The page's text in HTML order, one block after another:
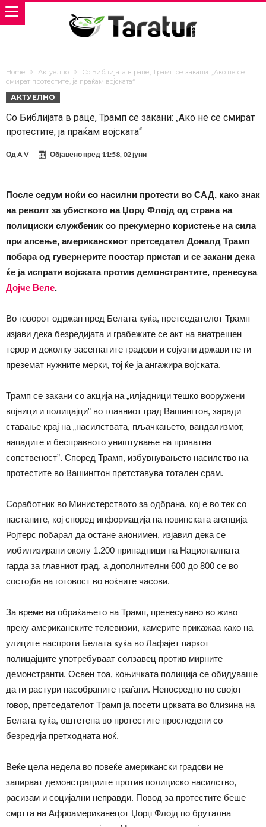
Home Актуелно
Со Библијата в раце, Трамп се закани: „Ако не се
смират протестите, ја праќам војската“
АКТУЕЛНО
Со Библијата в раце, Трамп се закани: „Ако не се смират
протестите, ја праќам војската“
ОдA V Објавено пред 11:58, 02 јуни
После седум ноќи со насилни протести во САД, како знак
на револт за убиството на Џорџ Флојд од страна на
полициски службеник со прекумерно користење на сила
при апсење, американскиот претседател Доналд Трамп
побара од гувернерите поостар пристап и се закани дека
ќе ја испрати војската против демонстрантите, пренесува
Дојче Веле.
Во говорот одржан пред Белата куќа, претседателот Трамп
изјави дека безредијата и грабежите се акт на внатрешен
терор и доколку засегнатите градови и сојузни држави не ги
преземат нужните мерки, тој ќе ја ангажира војската.
Трамп се закани со акција на „илјадници тешко вооружени
војници и полицајци” во главниот град Вашингтон, заради
ставање крај на „насилствата, пљачкањето, вандализмот,
нападите и бесправното уништување на приватна
сопственост”. Според Трамп, избувнувањето насилство на
протестите во Вашингтон претставува тотален срам.
Соработник во Министерството за одбрана, кој е во тек со
настаните, кој според информација на новинската агенција
Ројтерс побарал да остане анонимен, изјавил дека се
мобилизирани околу 1.200 припадници на Националната
гарда за главниот град, а дополнителни 600 до 800 се во
состојба на готовост во ноќните часови.
За време на обраќањето на Трамп, пренесувано во живо
преку американските телевизии, камерите прикажаа како на
улиците наспроти Белата куќа во Лафајет паркот
полицајците употребуваат солзавец против мирните
демонстранти. Освен тоа, коњичката полиција се обидуваше
да ги растури насобраните граѓани. Непосредно по својот
говор, претседателот Трамп ја посети црквата во близина на
Белата куќа, оштетена во протестите проследени со
безредија претходната ноќ.
Веќе цела недела во повеќе американски градови не
запираат демонстрациите против полициско насилство,
расизам и социјални неправди. Повод за протестите беше
смртта на Афроамериканецот Џорџ Флојд по брутална